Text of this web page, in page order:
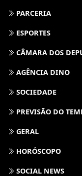
PARCERIA
ESPORTES
CÂMARA DOS
AGÊNCIA DINO
SOCIEDADE
PREVISÃO DO
GERAL
HORÓSCOPO
SOCIAL NEWS